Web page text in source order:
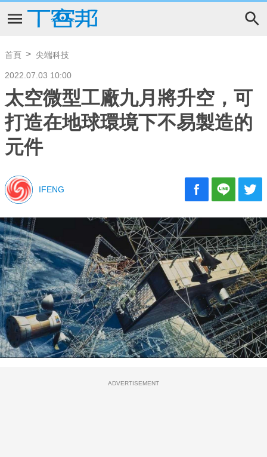
首頁 尖端科技
2022.07.03 10:00
太空微型工廠九月將升空，可
打造在地球環境下不易製造的
元件
IFENG
ADVERTISEMENT